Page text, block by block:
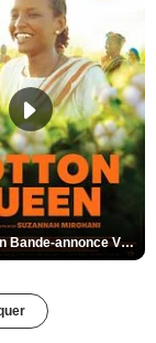
Cotton Queen Bande-annonce VO STFR